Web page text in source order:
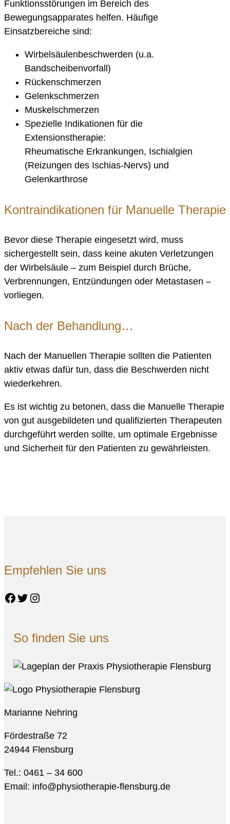
Funktionsstörungen im Bereich des
Bewegungsapparates helfen. Häufige
Einsatzbereiche sind:
Wirbelsäulenbeschwerden (u.a.
Bandscheibenvorfall)
Rückenschmerzen
Gelenkschmerzen
Muskelschmerzen
Spezielle Indikationen für die
Extensionstherapie:
Rheumatische Erkrankungen, Ischialgien
(Reizungen des Ischias-Nervs) und
Gelenkarthrose
Kontraindikationen für Manuelle Therapie
Bevor diese Therapie eingesetzt wird, muss
sichergestellt sein, dass keine akuten Verletzungen
der Wirbelsäule – zum Beispiel durch Brüche,
Verbrennungen, Entzündungen oder Metastasen –
vorliegen.
Nach der Behandlung…
Nach der Manuellen Therapie sollten die Patienten
aktiv etwas dafür tun, dass die Beschwerden nicht
wiederkehren.
Es ist wichtig zu betonen, dass die Manuelle Therapie
von gut ausgebildeten und qualifizierten Therapeuten
durchgeführt werden sollte, um optimale Ergebnisse
und Sicherheit für den Patienten zu gewährleisten.
Empfehlen Sie uns
Facebook Twitter Instagram
So finden Sie uns
Marianne Nehring
Fördestraße 72
24944 Flensburg
Tel.: 0461 – 34 600
Email: info@physiotherapie-flensburg.de